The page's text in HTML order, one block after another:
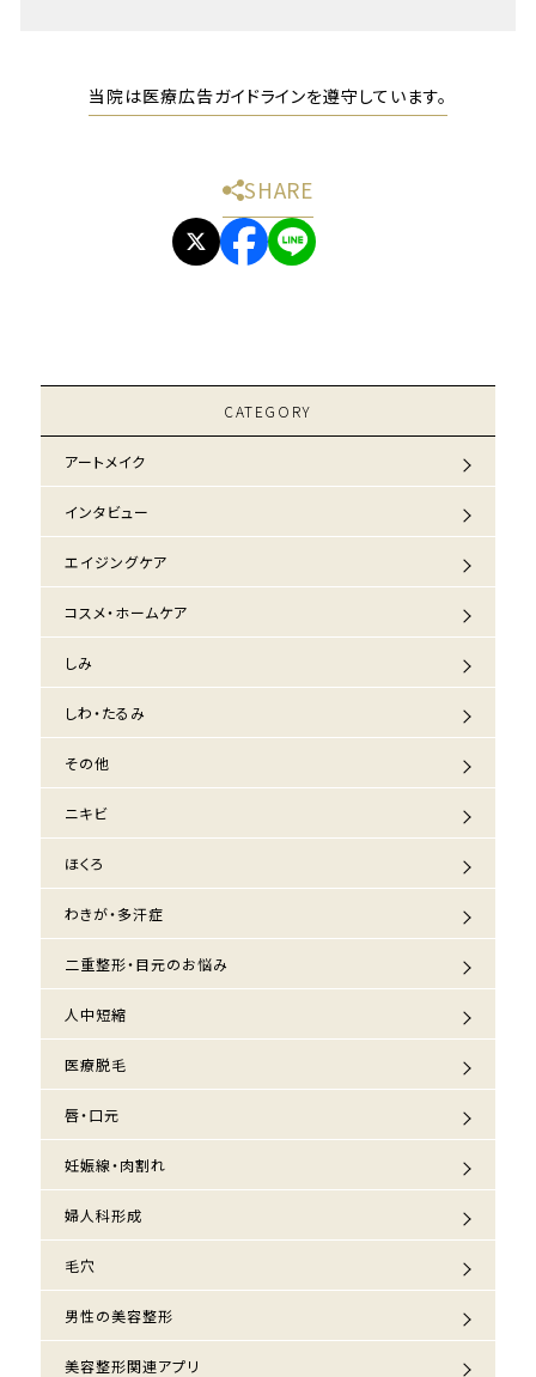
当院は医療広告ガイドラインを遵守しています。
SHARE
CATEGORY
アートメイク
インタビュー
エイジングケア
コスメ・ホームケア
しみ
しわ・たるみ
その他
ニキビ
ほくろ
わきが・多汗症
二重整形・目元のお悩み
人中短縮
医療脱毛
唇・口元
妊娠線・肉割れ
婦人科形成
毛穴
男性の美容整形
美容整形関連アプリ